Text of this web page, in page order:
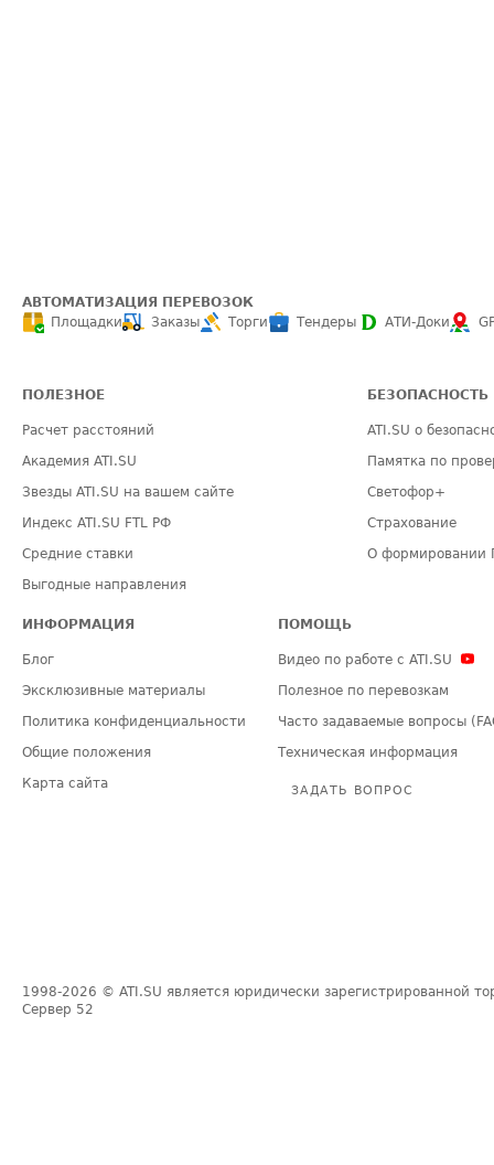
АВТОМАТИЗАЦИЯ ПЕРЕВОЗОК
Площадки
Заказы Торги Тендеры АТИ-Доки
ПОЛЕЗНОЕ
Расчет расстояний
Академия ATI.SU
Звезды ATI.SU на вашем сайте
Индекс ATI.SU FTL РФ
Средние ставки
Выгодные направления
БЕЗОПАСНОСТЬ
ATI.SU о
Памятка по
Светофор+
Страхование
О формировании
ИНФОРМАЦИЯ
Блог
Эксклюзивные материалы
Политика конфиденциальности
Общие положения
Карта сайта
ПОМОЩЬ
Видео по работе с ATI.SU
Полезное по перевозкам
Часто задаваемые вопросы
Техническая информация
ЗАДАТЬ ВОПРОС
1998-2026 © ATI.SU является юридически зарегистрированной
Сервер 52